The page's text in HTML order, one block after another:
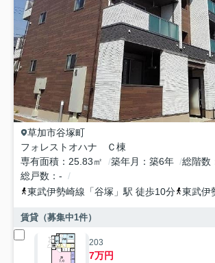
草加市谷塚町
フォレストオハナ Ｃ棟
専有面積
25.83㎡ 築年月 築6年 総階数
総戸数
-
東武伊勢崎線 「谷塚 」駅 徒歩10分 東武伊
賃貸（募集中1件）
203
7万円